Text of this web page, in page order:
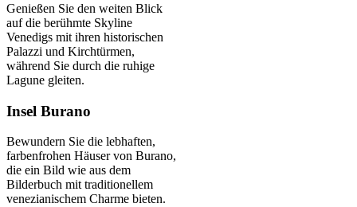
Genießen Sie den weiten Blick
auf die berühmte Skyline
Venedigs mit ihren historischen
Palazzi und Kirchtürmen,
während Sie durch die ruhige
Lagune gleiten.
Insel Burano
Bewundern Sie die lebhaften,
farbenfrohen Häuser von Burano,
die ein Bild wie aus dem
Bilderbuch mit traditionellem
venezianischem Charme bieten.